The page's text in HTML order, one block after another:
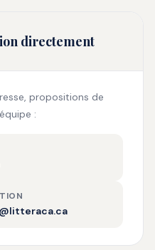
directement
propositions de
: